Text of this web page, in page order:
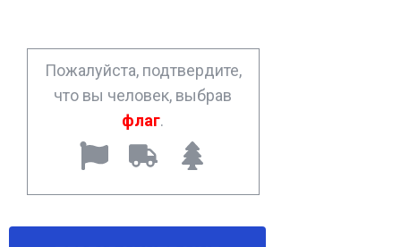
*
Пожалуйста, подтвердите,
что вы человек, выбрав
флаг.